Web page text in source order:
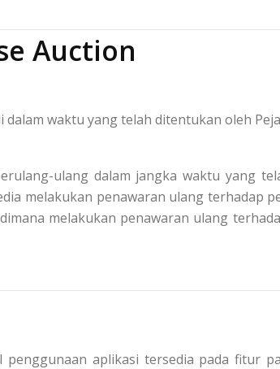
Auction
waktu yang telah ditentukan oleh
ulang dalam jangka waktu yang
melakukan penawaran ulang terhadap
melakukan penawaran ulang
aplikasi tersedia pada fitur